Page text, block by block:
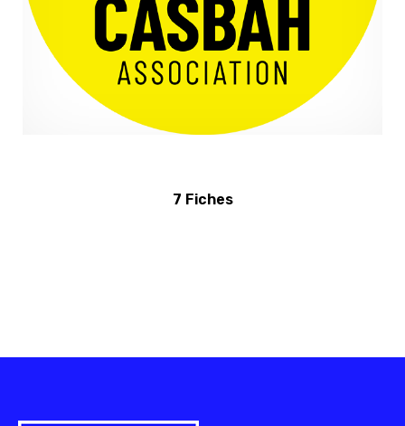
7 Fiches